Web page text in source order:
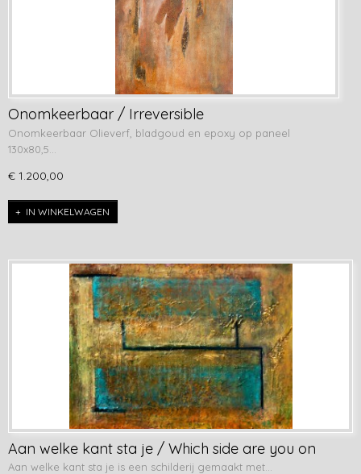
Onomkeerbaar / Irreversible
Onomkeerbaar Olieverf, bladgoud en epoxy op paneel
130x80,5…
€ 1.200,00
IN WINKELWAGEN
Aan welke kant sta je / Which side are you on
Aan welke kant sta je is een schilderij gemaakt met…